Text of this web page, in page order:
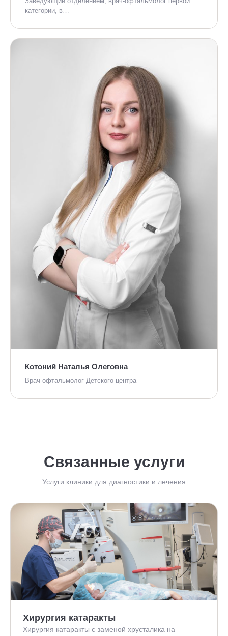
категории, в…
Котоний Наталья Олеговна
Врач-офтальмолог Детского центра
Связанные услуги
Услуги клиники для диагностики и лечения
Хирургия катаракты
Хирургия катаракты с заменой хрусталика на